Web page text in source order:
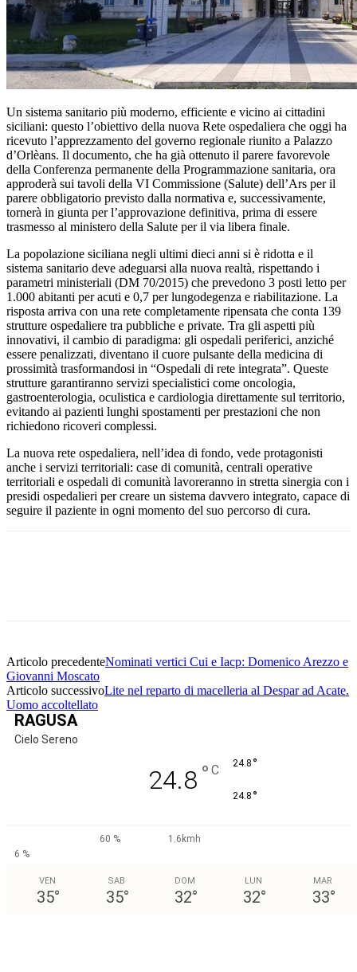
Un sistema sanitario più moderno, efficiente e vicino ai cittadini
siciliani: questo l’obiettivo della nuova Rete ospedaliera che oggi ha
ricevuto l’apprezzamento del governo regionale riunito a Palazzo
d’Orlèans. Il documento, che ha già ottenuto il parere favorevole
della Conferenza permanente della Programmazione sanitaria, ora
approderà sui tavoli della VI Commissione (Salute) dell’Ars per il
parere obbligatorio previsto dalla normativa e, successivamente,
tornerà in giunta per l’approvazione definitiva, prima di essere
trasmesso al ministero della Salute per il via libera finale.
La popolazione siciliana negli ultimi dieci anni si è ridotta e il
sistema sanitario deve adeguarsi alla nuova realtà, rispettando i
parametri ministeriali (DM 70/2015) che prevedono 3 posti letto per
1.000 abitanti per acuti e 0,7 per lungodegenza e riabilitazione. La
risposta arriva con una rete completamente ripensata che conta 139
strutture ospedaliere tra pubbliche e private. Tra gli aspetti più
innovativi, il cambio di paradigma: gli ospedali periferici, anziché
essere penalizzati, diventano il cuore pulsante della medicina di
prossimità trasformandosi in “Ospedali di rete integrata”. Queste
strutture garantiranno servizi specialistici come oncologia,
gastroenterologia, oculistica e cardiologia direttamente sul territorio,
evitando ai pazienti lunghi spostamenti per prestazioni che non
richiedono ricoveri complessi.
La nuova rete ospedaliera, nell’idea di fondo, vede protagonisti
anche i servizi territoriali: case di comunità, centrali operative
territoriali e ospedali di comunità lavoreranno in stretta sinergia con i
presidi ospedalieri per creare un sistema davvero integrato, capace di
seguire il paziente in ogni momento del suo percorso di cura.
Articolo precedenteNominati vertici Cui e Iacp: Domenico Arezzo e
Giovanni Moscato
Articolo successivoLite nel reparto di macelleria al Despar ad Acate.
Uomo accoltellato
RAGUSA
Cielo Sereno
24.8 ° C 24.8 °
24.8 °
60 %
1.6kmh
6 %
VEN
35°
SAB
35°
DOM
32°
LUN
32°
MAR
33°